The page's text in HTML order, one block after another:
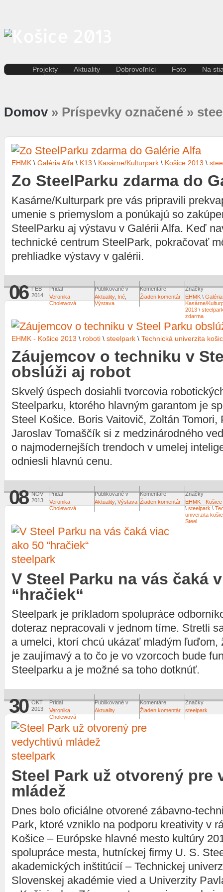
Projekty
Projekt SPOTs
Terra Incognita
Putujúce mesto
Rozvoj ľudských zdrojov
prostredníctvom investícií do
vzdelávania
Sándor Márai
Aktuality
Slovensko
Zahraničie
Dobrovoľníci Foto Na
Domov» Príspevky označené »
EHMK \ Galéria Alfa \ K13 \ Kasárne/Kulturpark \ Košice 2013 \
Zo SteelParku zdarma do
Kasárne/Kulturpark pre vás pripravili
umenie s priemyslom a ponúkajú so
SteelParku aj výstavu v Galérii Alfa. Keď
technické centrum SteelPark, pokračovať
prehliadke výstavy v galérii.
06 FEB
2014
Pridal
Veronika
Cholewová
Publikované v
Aktuality, Iné
Výstava
Komentáre
Žiaden komentár
Značky
EHMK \ Galéria
Kasárne/
2013 \
zdarma
EHMK - Košice 2013 \ roboti \ steelpark \ Technická univerzita
Záujemcov o techniku v
obslúži aj robot
Skvelý úspech dosiahli tvorcovia
Steelparku, ktorého hlavným garantom je
Steel Košice. Boris Vaitovič, Zoltán Tomori,
Jaroslav Tomaščík si z medzinárodného
o najmodernejších trendoch v umelej
odniesli hlavnú cenu.
08 NOV
2013
Pridal
Veronika
Cholewová
Publikované v
Aktuality, Výstava
Komentáre
Žiaden komentár
Značky
EHMK -
\ steelpark \
univerzita
Steel
steelpark
V Steel Parku na vás čaká
“hračiek“
Steelpark je príkladom spolupráce
doteraz nepracovali v jednom tíme. Stretli
a umelci, ktorí chcú ukázať mladým ľuďom,
je zaujímavý a to čo je vo vzorcoch bude
Steelparku a je možné sa toho dotknúť.
30 OKT
2013
Pridal
Veronika
Cholewová
Publikované v
Aktuality
Komentáre
Žiaden komentár
Značky
steelpark
steelpark
Steel Park už otvorený pre
mládež
Dnes bolo oficiálne otvorené zábavno-
Park, ktoré vzniklo na podporu kreativity v
Košice – Európske hlavné mesto kultúry
spolupráce mesta, hutníckej firmy U. S.
akademických inštitúcií – Technickej
Slovenskej akadémie vied a Univerzity